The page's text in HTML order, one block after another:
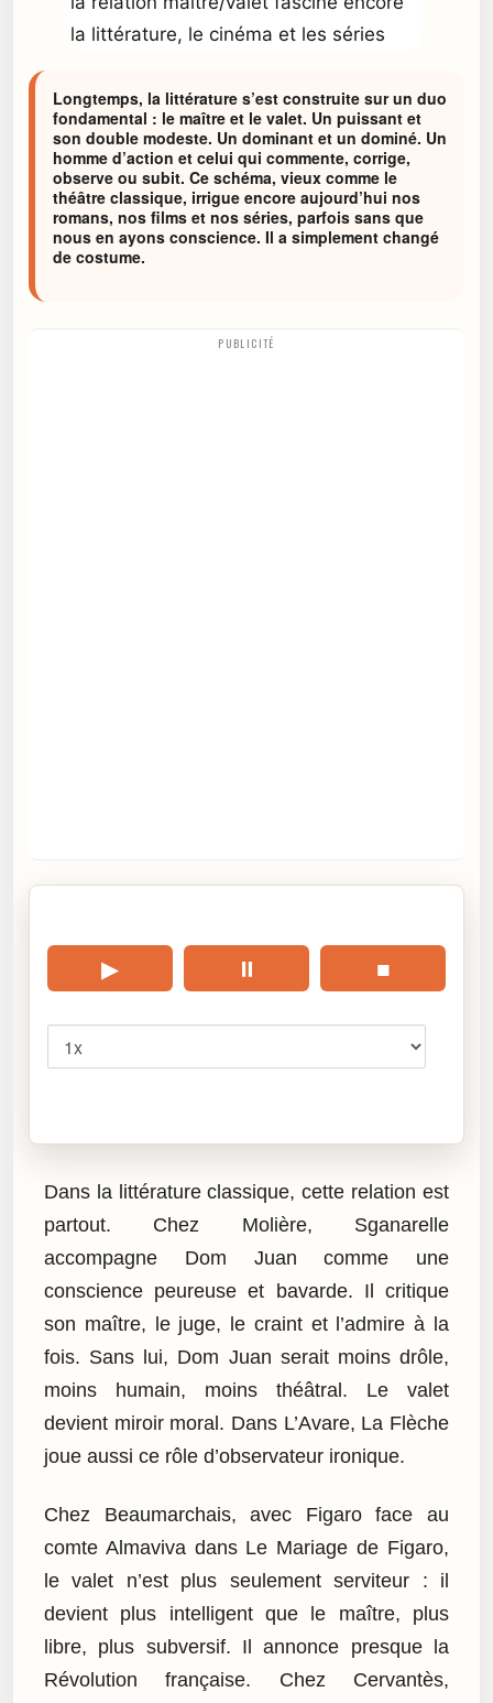
Longtemps, la littérature s’est construite sur un duo
fondamental : le maître et le valet. Un puissant et
son double modeste. Un dominant et un dominé. Un
homme d’action et celui qui commente, corrige,
observe ou subit. Ce schéma, vieux comme le
théâtre classique, irrigue encore aujourd’hui nos
romans, nos films et nos séries, parfois sans que
nous en ayons conscience. Il a simplement changé
de costume.
PUBLICITÉ
▶ ⏸ ■
Dans la littérature classique, cette relation est
partout. Chez Molière, Sganarelle
accompagne Dom Juan comme une
conscience peureuse et bavarde. Il critique
son maître, le juge, le craint et l’admire à la
fois. Sans lui, Dom Juan serait moins drôle,
moins humain, moins théâtral. Le valet
devient miroir moral. Dans L’Avare, La Flèche
joue aussi ce rôle d’observateur ironique.
Chez Beaumarchais, avec Figaro face au
comte Almaviva dans Le Mariage de Figaro,
le valet n’est plus seulement serviteur : il
devient plus intelligent que le maître, plus
libre, plus subversif. Il annonce presque la
Révolution française. Chez Cervantès,